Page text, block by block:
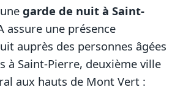
garde de nuit à Saint-
assure une présence
auprès des personnes âgées
à Saint-Pierre, deuxième ville
aux hauts de Mont Vert :